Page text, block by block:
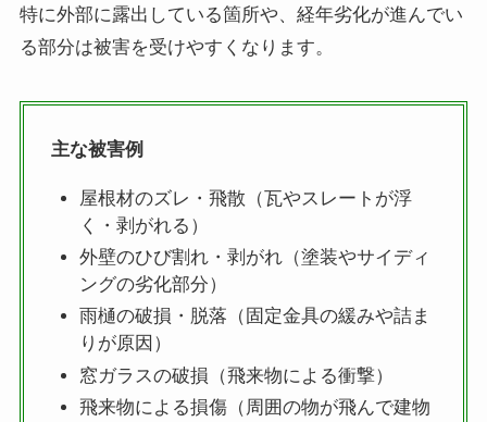
特に外部に露出している箇所や、経年劣化が進んでい
る部分は被害を受けやすくなります。
主な被害例
屋根材のズレ・飛散（瓦やスレートが浮
く・剥がれる）
外壁のひび割れ・剥がれ（塗装やサイディ
ングの劣化部分）
雨樋の破損・脱落（固定金具の緩みや詰ま
りが原因）
窓ガラスの破損（飛来物による衝撃）
飛来物による損傷（周囲の物が飛んで建物